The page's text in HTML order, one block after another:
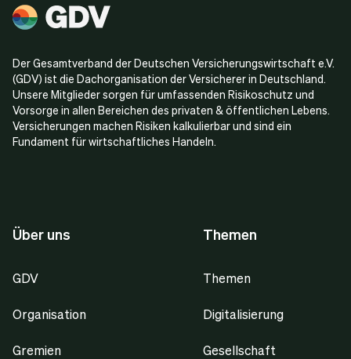
Der Gesamtverband der Deutschen Versicherungswirtschaft e.V.
(GDV) ist die Dachorganisation der Versicherer in Deutschland.
Unsere Mitglieder sorgen für umfassenden Risikoschutz und
Vorsorge in allen Bereichen des privaten & öffentlichen Lebens.
Versicherungen machen Risiken kalkulierbar und sind ein
Fundament für wirtschaftliches Handeln.
Über uns
GDV
Organisation
Gremien
Themen
Themen
Digitalisierung
Gesellschaft